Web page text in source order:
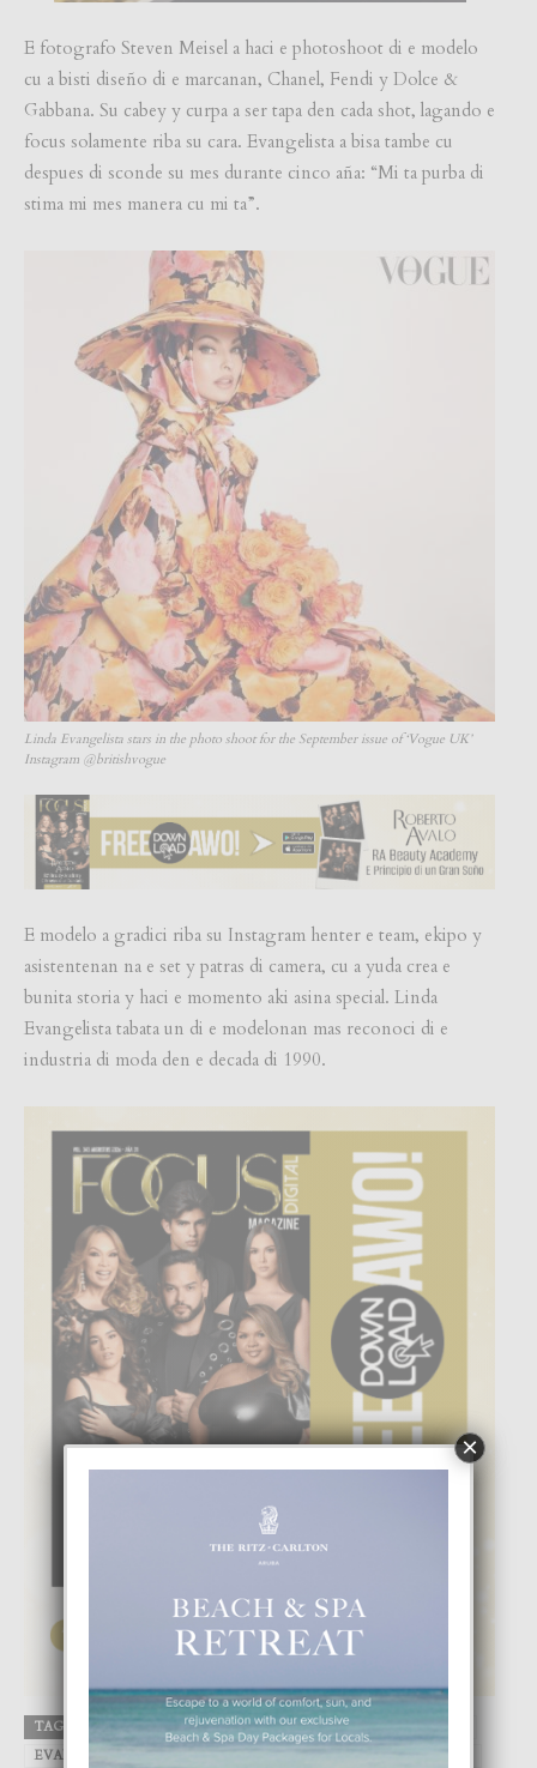
E fotografo Steven Meisel a haci e photoshoot di e modelo
cu a bisti diseño di e marcanan, Chanel, Fendi y Dolce &
Gabbana. Su cabey y curpa a ser tapa den cada shot, lagando e
focus solamente riba su cara. Evangelista a bisa tambe cu
despues di sconde su mes durante cinco aña: “Mi ta purba di
stima mi mes manera cu mi ta”.
Linda Evangelista stars in the photo shoot for the September issue of ‘Vogue UK’
Instagram @britishvogue
E modelo a gradici riba su Instagram henter e team, ekipo y
asistentenan na e set y patras di camera, cu a yuda crea e
bunita storia y haci e momento aki asina special. Linda
Evangelista tabata un di e modelonan mas reconoci di e
industria di moda den e decada di 1990.
TAGS Apple Aruba Chanel DIGITAL
Dolce & Gabbana
EVANGELISTA
FOCUS Google LINDA Magazine
×